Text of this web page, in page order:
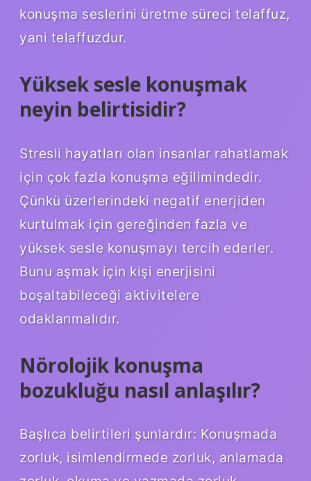
konuşma seslerini üretme süreci telaffuz,
yani telaffuzdur.
Yüksek sesle konuşmak
neyin belirtisidir?
Stresli hayatları olan insanlar rahatlamak
için çok fazla konuşma eğilimindedir.
Çünkü üzerlerindeki negatif enerjiden
kurtulmak için gereğinden fazla ve
yüksek sesle konuşmayı tercih ederler.
Bunu aşmak için kişi enerjisini
boşaltabileceği aktivitelere
odaklanmalıdır.
Nörolojik konuşma
bozukluğu nasıl anlaşılır?
Başlıca belirtileri şunlardır: Konuşmada
zorluk, isimlendirmede zorluk, anlamada